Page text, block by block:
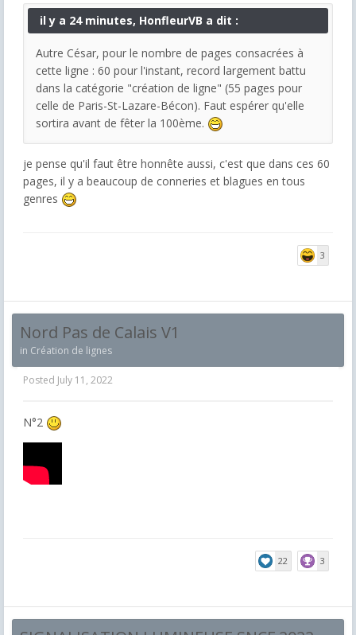
il y a 24 minutes, HonfleurVB a dit :
Autre César, pour le nombre de pages consacrées à
cette ligne : 60 pour l'instant, record largement battu
dans la catégorie "création de ligne" (55 pages pour
celle de Paris-St-Lazare-Bécon). Faut espérer qu'elle
sortira avant de fêter la 100ème.
je pense qu'il faut être honnête aussi, c'est que dans ces 60
pages, il y a beaucoup de conneries et blagues en tous
genres
3
Nord Pas de Calais V1
in Création de lignes
Posted July 11, 2022
N°2
22 3